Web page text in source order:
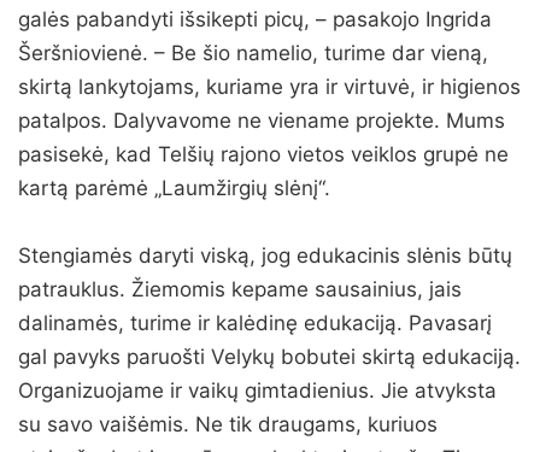
galės pabandyti išsikepti picų, – pasakojo Ingrida
Šeršniovienė. – Be šio namelio, turime dar vieną,
skirtą lankytojams, kuriame yra ir virtuvė, ir higienos
patalpos. Dalyvavome ne viename projekte. Mums
pasisekė, kad Telšių rajono vietos veiklos grupė ne
kartą parėmė „Laumžirgių slėnį“.
Stengiamės daryti viską, jog edukacinis slėnis būtų
patrauklus. Žiemomis kepame sausainius, jais
dalinamės, turime ir kalėdinę edukaciją. Pavasarį
gal pavyks paruošti Velykų bobutei skirtą edukaciją.
Organizuojame ir vaikų gimtadienius. Jie atvyksta
su savo vaišėmis. Ne tik draugams, kuriuos